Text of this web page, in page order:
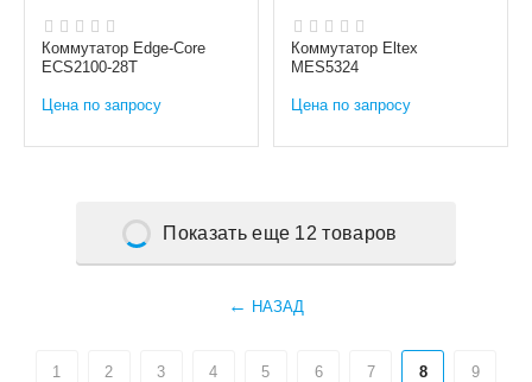
Коммутатор Edge-Core
ECS2100-28T
Цена по запросу
Коммутатор Eltex
MES5324
Цена по запросу
Показать еще 12 товаров
НАЗАД
1 2 3 4 5 6 7 8 9